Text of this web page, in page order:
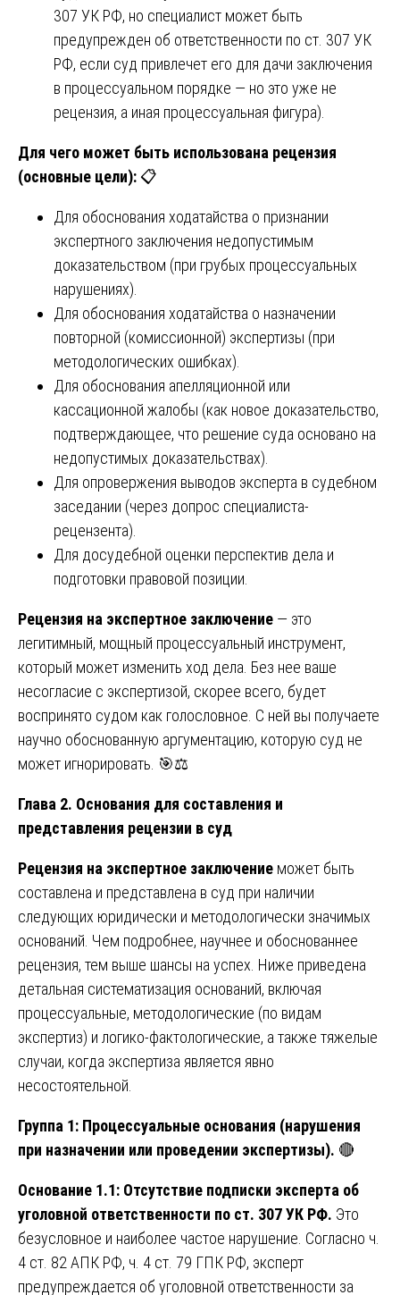
307 УК РФ, но специалист может быть
предупрежден об ответственности по ст. 307 УК
РФ, если суд привлечет его для дачи заключения
в процессуальном порядке — но это уже не
рецензия, а иная процессуальная фигура).
Для чего может быть использована рецензия
(основные цели): 📋
Для обоснования ходатайства о признании
экспертного заключения недопустимым
доказательством (при грубых процессуальных
нарушениях).
Для обоснования ходатайства о назначении
повторной (комиссионной) экспертизы (при
методологических ошибках).
Для обоснования апелляционной или
кассационной жалобы (как новое доказательство,
подтверждающее, что решение суда основано на
недопустимых доказательствах).
Для опровержения выводов эксперта в судебном
заседании (через допрос специалиста-
рецензента).
Для досудебной оценки перспектив дела и
подготовки правовой позиции.
Рецензия на экспертное заключение — это
легитимный, мощный процессуальный инструмент,
который может изменить ход дела. Без нее ваше
несогласие с экспертизой, скорее всего, будет
воспринято судом как голословное. С ней вы получаете
научно обоснованную аргументацию, которую суд не
может игнорировать. 🎯⚖️
Глава 2. Основания для составления и
представления рецензии в суд
Рецензия на экспертное заключение может быть
составлена и представлена в суд при наличии
следующих юридически и методологически значимых
оснований. Чем подробнее, научнее и обоснованнее
рецензия, тем выше шансы на успех. Ниже приведена
детальная систематизация оснований, включая
процессуальные, методологические (по видам
экспертиз) и логико-фактологические, а также тяжелые
случаи, когда экспертиза является явно
несостоятельной.
Группа 1: Процессуальные основания (нарушения
при назначении или проведении экспертизы). 🔴
Основание 1.1: Отсутствие подписки эксперта об
уголовной ответственности по ст. 307 УК РФ. Это
безусловное и наиболее частое нарушение. Согласно ч.
4 ст. 82 АПК РФ, ч. 4 ст. 79 ГПК РФ, эксперт
предупреждается об уголовной ответственности за